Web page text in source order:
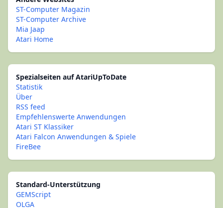
ST-Computer Magazin
ST-Computer Archive
Mia Jaap
Atari Home
Spezialseiten auf AtariUpToDate
Statistik
Über
RSS feed
Empfehlenswerte Anwendungen
Atari ST Klassiker
Atari Falcon Anwendungen & Spiele
FireBee
Standard-Unterstützung
GEMScript
OLGA